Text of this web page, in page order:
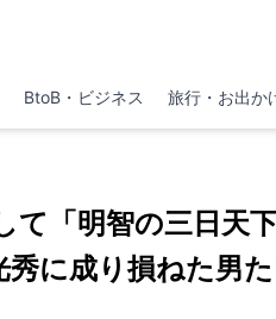
BtoB・ビジネス 旅行・お出か
て「明智の三日天
秀に成り損ねた男